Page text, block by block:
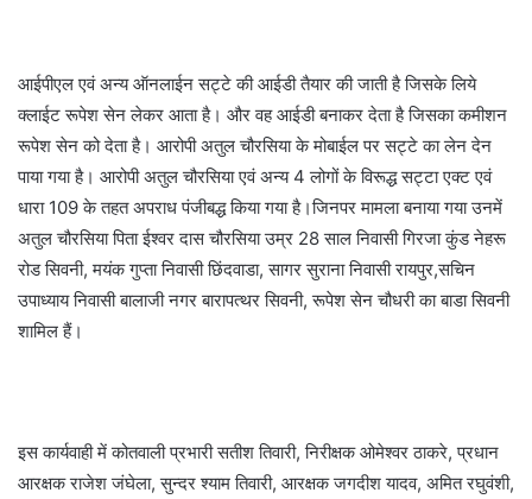
आईपीएल एवं अन्य ऑनलाईन सट्टे की आईडी तैयार की जाती है जिसके लिये
क्लाईट रूपेश सेन लेकर आता है। और वह आईडी बनाकर देता है जिसका कमीशन
रूपेश सेन को देता है। आरोपी अतुल चौरसिया के मोबाईल पर सट्टे का लेन देन
पाया गया है। आरोपी अतुल चौरसिया एवं अन्य 4 लोगों के विरूद्ध सट्टा एक्ट एवं
धारा 109 के तहत अपराध पंजीबद्ध किया गया है।जिनपर मामला बनाया गया उनमें
अतुल चौरसिया पिता ईश्वर दास चौरसिया उम्र 28 साल निवासी गिरजा कुंड नेहरू
रोड सिवनी, मयंक गुप्ता निवासी छिंदवाडा, सागर सुराना निवासी रायपुर,सचिन
उपाध्याय निवासी बालाजी नगर बारापत्थर सिवनी, रूपेश सेन चौधरी का बाडा सिवनी
शामिल हैं।
इस कार्यवाही में कोतवाली प्रभारी सतीश तिवारी, निरीक्षक ओमेश्वर ठाकरे, प्रधान
आरक्षक राजेश जंघेला, सुन्दर श्याम तिवारी, आरक्षक जगदीश यादव, अमित रघुवंशी,